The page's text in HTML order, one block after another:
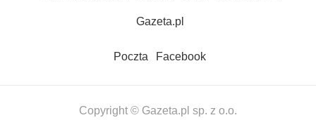
Gazeta.pl
Poczta Facebook
Copyright © Gazeta.pl sp. z o.o.